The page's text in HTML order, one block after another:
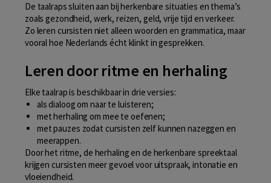
De taalraps sluiten aan bij herkenbare situaties en thema’s
zoals gezondheid, werk, reizen, geld, vrije tijd en verkeer.
Zo leren cursisten niet alleen woorden en grammatica, maar
vooral hoe Nederlands écht klinkt in gesprekken.
Leren door ritme en herhaling
Elke taalrap is beschikbaar in drie versies:
als dialoog om naar te luisteren;
met herhaling om mee te oefenen;
met pauzes zodat cursisten zelf kunnen nazeggen en
meerappen.
Door het ritme, de herhaling en de herkenbare spreektaal
krijgen cursisten meer gevoel voor uitspraak, intonatie en
vloeiendheid.